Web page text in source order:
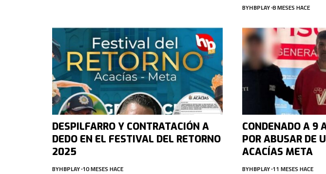
BYHBPLAY 8 MESES HACE
DESPILFARRO Y CONTRATACIÓN A
DEDO EN EL FESTIVAL DEL RETORNO
2025
BYHBPLAY 10 MESES HACE
CONDENADO A 9
POR ABUSAR DE
ACACÍAS META
BYHBPLAY 11 MESES HACE